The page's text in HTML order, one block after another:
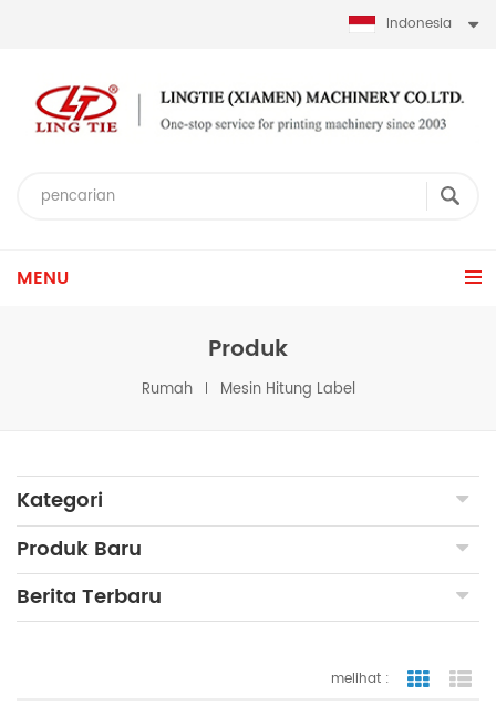
Indonesia
MENU
Produk
Rumah Mesin Hitung Label
Kategori
Produk Baru
Berita Terbaru
melihat :